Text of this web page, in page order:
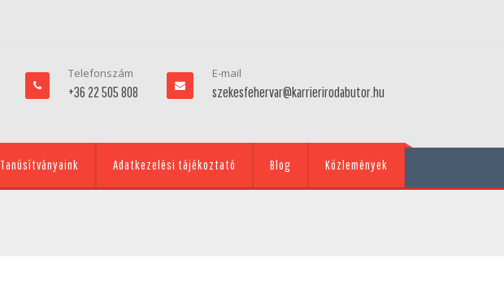
Telefonszám
+36 22 505 808
E-mail
szekesfehervar@karrierirodabutor.hu
Tanúsítványaink Adatkezelési tájékoztató Blog Közlemények